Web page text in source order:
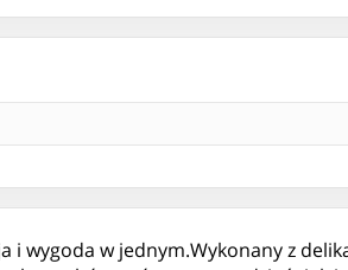
i wygoda w jednym.Wykonany z